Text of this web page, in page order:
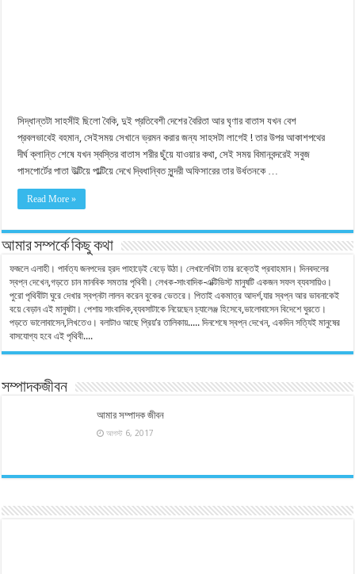
সিদ্ধান্তটা সাহসীই ছিলো বৈকি, দুই প্রতিবেশী দেশের বৈরিতা আর ঘৃণার বাতাস যখন বেশ
প্রবলভাবেই বহমান, সেইসময় সেখানে ভ্রমন করার জন্য সাহসটা লাগেই ! তার উপর আকাশপথের
দীর্ঘ ক্লান্তি শেষে যখন স্বস্তির বাতাস শরীর ছুঁয়ে যাওয়ার কথা, সেই সময় বিমানবন্দরেই সবুজ
পাসপোর্টের পাতা উল্টিয়ে পাল্টিয়ে দেখে দ্বিধান্বিত সুন্দরী অফিসারের তার উর্ধতনকে …
Read More »
আমার সম্পর্কে কিছু কথা
ফজলে এলাহী। পার্বত্য জনপদের হ্রদ পাহাড়েই বেড়ে উঠা। লেখালেখিটা তার রক্তেই প্রবাহমান। দিনবদলের
স্বপ্ন দেখেন,গড়তে চান মানবিক সমতার পৃথিবী। লেখক-সাংবাদিক-এক্টিভিস্ট মানুষটি একজন সফল ব্যবসায়িও।
পুরো পৃথিবীটা ঘুরে দেখার স্বপ্নটা লালন করেন বুকের ভেতরে। পিতাই একমাত্র আদর্শ,যার স্বপ্ন আর ভাবনাকেই
বয়ে বেড়ান এই মানুষটা। পেশায় সাংবাদিক,ব্যবসাটাকে নিয়েছেন চ্যালেঞ্জ হিসেবে,ভালোবাসেন বিদেশে ঘুরতে।
পড়তে ভালোবাসেন,লিখতেও। বলাটাও আছে প্রিয়’র তালিকায়..... দিনশেষে স্বপ্ন দেখেন, একদিন সত্যিই মানুষের
বাসযোগ্য হবে এই পৃথিবী....
সম্পাদকজীবন
আমার সম্পাদক জীবন
আগস্ট 6, 2017